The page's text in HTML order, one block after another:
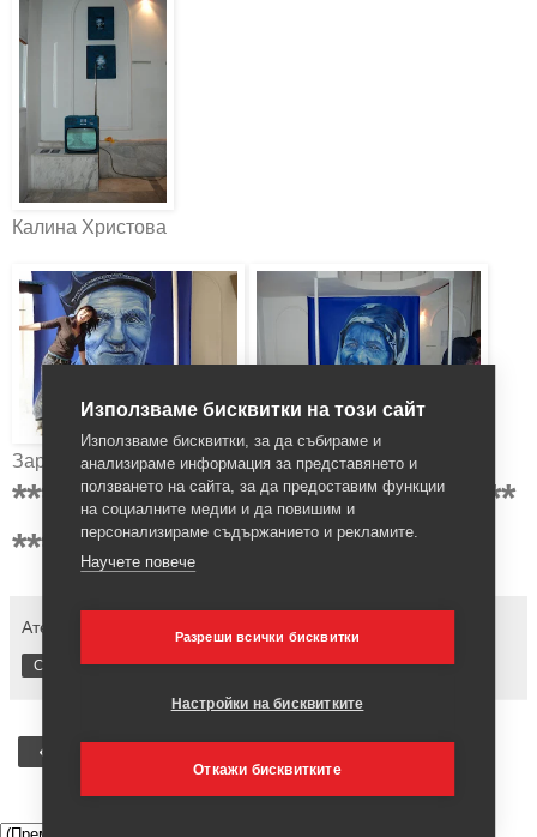
Калина Христова
Зара Александрова
***********************************
*********************
Ателие Пластелин Няма коментари:
Споделяне
‹
Преглед на уеб версията
Използваме бисквитки на този сайт
Използваме бисквитки, за да събираме и
анализираме информация за представянето и
ползването на сайта, за да предоставим функции
на социалните медии и да повишим и
персонализираме съдържанието и рекламите.
Научете повече
Разреши всички бисквитки
Настройки на бисквитките
Откажи бисквитките